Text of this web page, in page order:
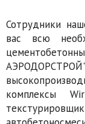
Сотрудники
вас всю
комплексы